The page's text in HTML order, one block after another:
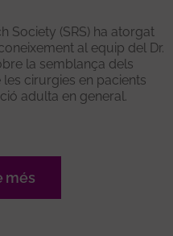
Society (SRS) ha atorgat
al equip del Dr.
la semblança dels
cirurgies en pacients
adulta en general.
més